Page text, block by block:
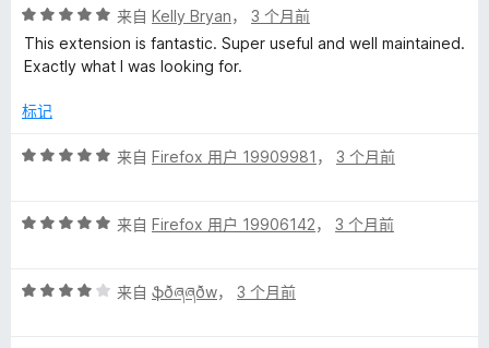
评
分
5
5
来自 Kelly Bryan， 3 个月前
This extension is fantastic. Super useful and well maintained.
Exactly what I was looking for.
标记
评
/
来自 Firefox 用户 19909981 ， 3 个月前
评
/
来自 Firefox 用户 19906142， 3 个月前
评
来自 ֆðཞཞðw， 3 个月前